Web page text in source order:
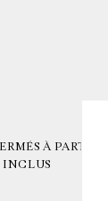
À PARTIR
INCLUS